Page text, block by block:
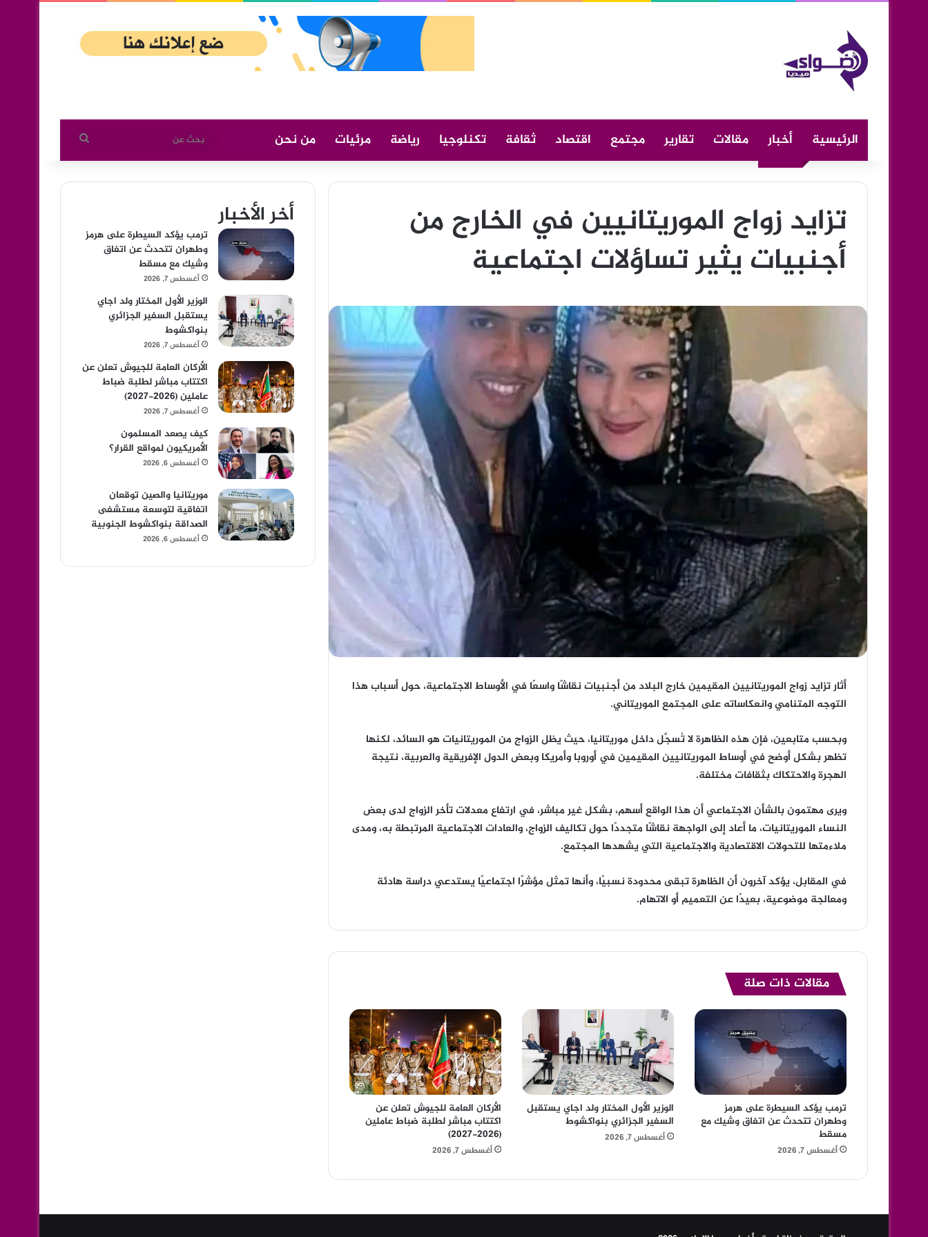
الرئيسية أخبار مقالات تقارير مجتمع اقتصاد ثقافة تكنلوجيا رياضة مرئيات من نحن
بحث
عن
تزايد زواج الموريتانيين في الخارج من
أجنبيات يثير تساؤلات اجتماعية
أثار تزايد زواج الموريتانيين المقيمين خارج البلاد من أجنبيات نقاشًا واسعًا في الأوساط الاجتماعية، حول أسباب هذا
التوجه المتنامي وانعكاساته على المجتمع الموريتاني.
وبحسب متابعين، فإن هذه الظاهرة لا تُسجَّل داخل موريتانيا، حيث يظل الزواج من الموريتانيات هو السائد، لكنها
تظهر بشكل أوضح في أوساط الموريتانيين المقيمين في أوروبا وأمريكا وبعض الدول الإفريقية والعربية، نتيجة
الهجرة والاحتكاك بثقافات مختلفة.
ويرى مهتمون بالشأن الاجتماعي أن هذا الواقع أسهم، بشكل غير مباشر، في ارتفاع معدلات تأخر الزواج لدى بعض
النساء الموريتانيات، ما أعاد إلى الواجهة نقاشًا متجددًا حول تكاليف الزواج، والعادات الاجتماعية المرتبطة به، ومدى
ملاءمتها للتحولات الاقتصادية والاجتماعية التي يشهدها المجتمع.
في المقابل، يؤكد آخرون أن الظاهرة تبقى محدودة نسبيًا، وأنها تمثل مؤشرًا اجتماعيًا يستدعي دراسة هادئة
ومعالجة موضوعية، بعيدًا عن التعميم أو الاتهام.
مقالات ذات صلة
ترمب يؤكد السيطرة على هرمز
وطهران تتحدث عن اتفاق وشيك مع
مسقط
أغسطس 7, 2026
الوزير الأول المختار ولد اجاي يستقبل
السفير الجزائري بنواكشوط
أغسطس 7, 2026
الأركان العامة للجيوش تعلن عن
اكتتاب مباشر لطلبة ضباط عاملين
(2026-2027)
أغسطس 7, 2026
أخر الأخبار
ترمب يؤكد السيطرة على هرمز
وطهران تتحدث عن اتفاق
وشيك مع مسقط
أغسطس 7, 2026
الوزير الأول المختار ولد اجاي
يستقبل السفير الجزائري
بنواكشوط
أغسطس 7, 2026
الأركان العامة للجيوش تعلن عن
اكتتاب مباشر لطلبة ضباط
عاملين (2026-2027)
أغسطس 7, 2026
كيف يصعد المسلمون
الأمريكيون لمواقع القرار؟
أغسطس 6, 2026
موريتانيا والصين توقعان
اتفاقية لتوسعة مستشفى
الصداقة بنواكشوط الجنوبية
أغسطس 6, 2026